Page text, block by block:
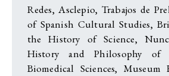
Redes, Asclepio, Trabajos de
of Spanish Cultural Studies,
the History of Science,
History and Philosophy of
Biomedical Sciences,